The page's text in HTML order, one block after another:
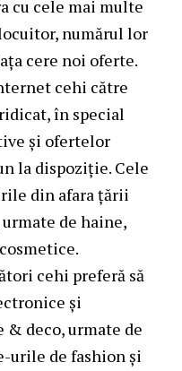
cu cele mai multe
numărul lor
cere noi oferte.
cehi către
în special
și ofertelor
la dispoziție. Cele
din afara țării
de haine,
cehi preferă să
și
deco, urmate de
urile de fashion și